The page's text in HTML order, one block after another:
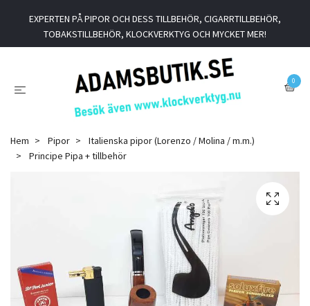
EXPERTEN PÅ PIPOR OCH DESS TILLBEHÖR, CIGARRTILLBEHÖR,
TOBAKSTILLBEHÖR, KLOCKVERKTYG OCH MYCKET MER!
0
Hem Pipor
Italienska pipor (Lorenzo / Molina / m.m.)
Principe Pipa + tillbehör